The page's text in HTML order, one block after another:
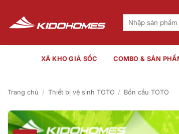
nội
dung
Tìm
XẢ KHO GIÁ SỐC COMBO & SẢN
Trang chủ / Thiết bị vệ sinh TOTO / Bồn cầu TOTO